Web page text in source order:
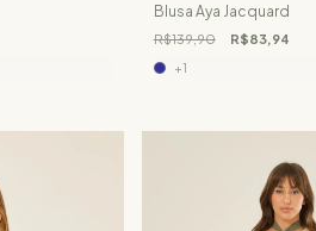
Blusa Aya Jacquard
R$139,90 R$83,94
+1